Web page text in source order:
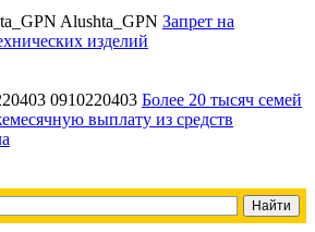
Alushta_GPN Запрет на
изделий
0910220403 Более 20 тысяч семей
выплату из средств